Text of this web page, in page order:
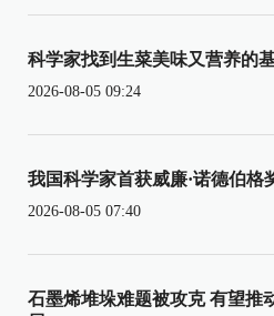
科学家找到生菜美味又营养的
2026-08-05 09:24
我国科学家首获威廉·诺德伯格
2026-08-05 07:40
石墨烯堆垛难题被攻克 有望推